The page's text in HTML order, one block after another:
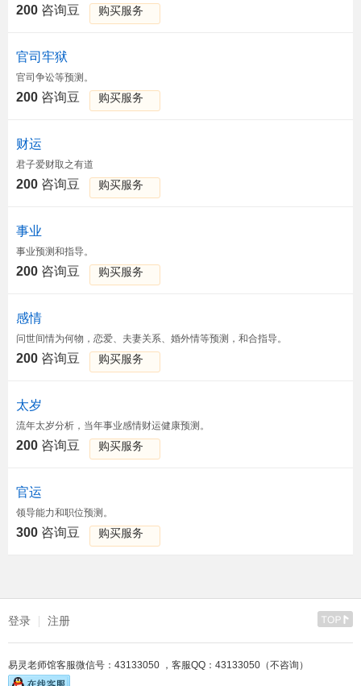
200 咨询豆 购买服务
官司牢狱
官司争讼等预测。
200 咨询豆 购买服务
财运
君子爱财取之有道
200 咨询豆 购买服务
事业
事业预测和指导。
200 咨询豆 购买服务
感情
问世间情为何物，恋爱、夫妻关系、婚外情等预测，和合指导。
200 咨询豆 购买服务
太岁
流年太岁分析，当年事业感情财运健康预测。
200 咨询豆 购买服务
官运
领导能力和职位预测。
300 咨询豆 购买服务
登录 注册
易灵老师馆客服微信号：43133050 ，客服QQ：43133050（不咨询）